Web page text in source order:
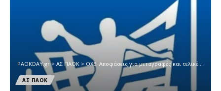
PAOKDAY.gr> ΑΣ ΠΑΟΚ > ΟΧΕ: Αποφάσεις για μεταγραφές και τελικές φάσεις μικρών ηλικιών
ΑΣ ΠΑΟΚ